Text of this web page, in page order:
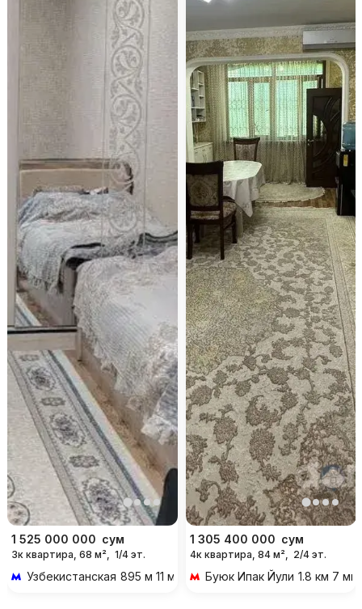
1 525 000 000 сум
3к квартира, 68 м², 1/4 эт.
Узбекистанская 895 м 11 мин пешком
1 305 400 000 сум
4к квартира, 84 м², 2/4 эт.
Буюк Ипак Йули 1.8 км 7